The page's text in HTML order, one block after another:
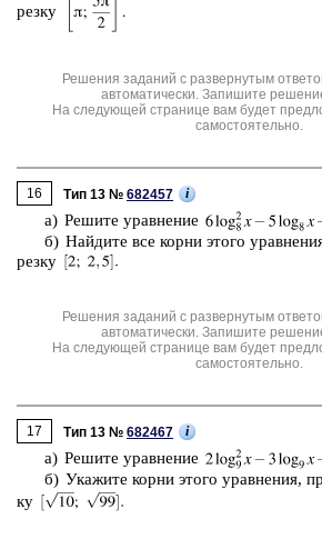
рез­ку
Решения заданий с развернутым
автоматически. Запишите
На следующей странице вам будет
самостоятельно.
16 Тип 13 № 682457 i
а) Ре­ши­те урав­не­ние
б) Най­ди­те все корни этого
рез­ку
Решения заданий с развернутым
автоматически. Запишите
На следующей странице вам будет
самостоятельно.
17 Тип 13 № 682467 i
а) Ре­ши­те урав­не­ние
б) Ука­жи­те корни этого урав­не­ния,
ку